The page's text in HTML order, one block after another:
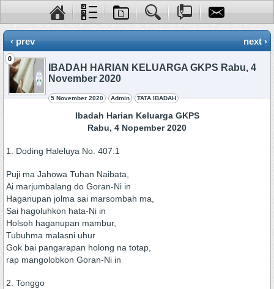
‹ prev next ›
0
IBADAH HARIAN KELUARGA GKPS Rabu, 4
November 2020
5 November 2020 Admin TATA IBADAH
Ibadah Harian Keluarga GKPS
Rabu, 4 Nopember 2020
1. Doding Haleluya No. 407:1
Puji ma Jahowa Tuhan Naibata,
Ai marjumbalang do Goran-Ni in
Haganupan jolma sai marsombah ma,
Sai hagoluhkon hata-Ni in
Holsoh haganupan mambur,
Tubuhma malasni uhur
Gok bai pangarapan holong na totap,
rap mangolobkon Goran-Ni in
2. Tonggo